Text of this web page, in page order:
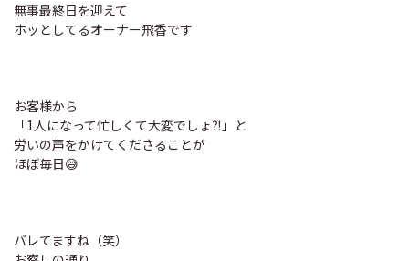
無事最終日を迎えて
ホッとしてるオーナー飛香です
お客様から
「1人になって忙しくて大変でしょ⁈」と
労いの声をかけてくださることが
ほぼ毎日😅
バレてますね（笑）